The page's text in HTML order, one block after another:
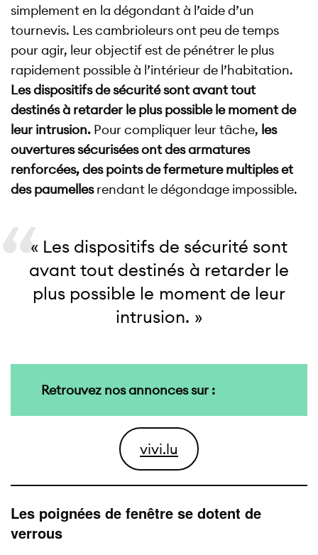
simplement en la dégondant à l’aide d’un
tournevis. Les cambrioleurs ont peu de temps
pour agir, leur objectif est de pénétrer le plus
rapidement possible à l’intérieur de l’habitation.
Les dispositifs de sécurité sont avant tout
destinés à retarder le plus possible le moment de
leur intrusion. Pour compliquer leur tâche, les
ouvertures sécurisées ont des armatures
renforcées, des points de fermeture multiples et
des paumellesrendant le dégondage impossible.
« Les dispositifs de sécurité sont
avant tout destinés à retarder le
plus possible le moment de leur
intrusion. »
Retrouvez nos annonces sur :
vivi.lu
Les poignées de fenêtre se dotent de
verrous